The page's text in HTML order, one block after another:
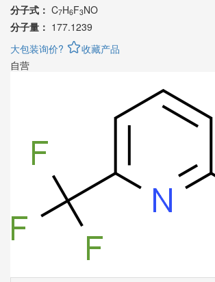
分子式： C7H6F3NO
分子量： 177.1239
大包装询价?
收藏产品
自营